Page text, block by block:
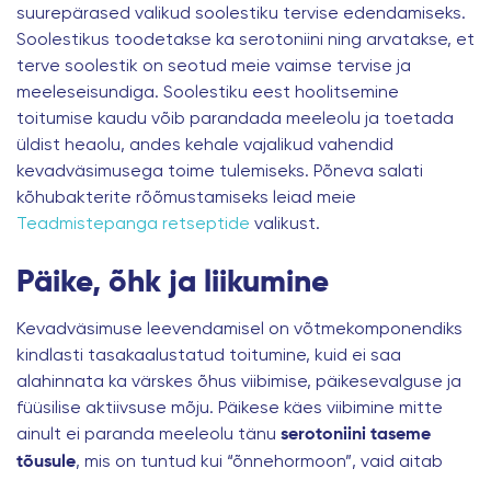
suurepärased valikud soolestiku tervise edendamiseks.
Soolestikus toodetakse ka serotoniini ning arvatakse, et
terve soolestik on seotud meie vaimse tervise ja
meeleseisundiga. Soolestiku eest hoolitsemine
toitumise kaudu võib parandada meeleolu ja toetada
üldist heaolu, andes kehale vajalikud vahendid
kevadväsimusega toime tulemiseks. Põneva salati
kõhubakterite rõõmustamiseks leiad meie
Teadmistepanga retseptide valikust.
Päike, õhk ja liikumine
Kevadväsimuse leevendamisel on võtmekomponendiks
kindlasti tasakaalustatud toitumine, kuid ei saa
alahinnata ka värskes õhus viibimise, päikesevalguse ja
füüsilise aktiivsuse mõju. Päikese käes viibimine mitte
ainult ei paranda meeleolu tänu serotoniini taseme
tõusule, mis on tuntud kui “õnnehormoon”, vaid aitab